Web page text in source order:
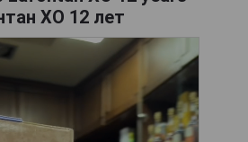
XO 12 лет